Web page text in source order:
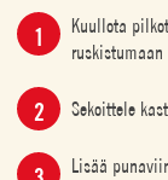
Kuullota
ruskistumaan
Sekoittele
Lisää